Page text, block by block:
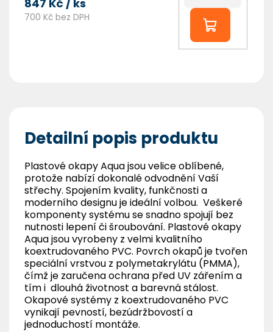
847 Kč / ks
700 Kč bez DPH
Detailní popis produktu
Plastové okapy Aqua jsou velice oblíbené,
protože nabízí dokonalé odvodnění Vaší
střechy. Spojením kvality, funkčnosti a
moderního designu je ideální volbou. Veškeré
komponenty systému se snadno spojují bez
nutnosti lepení či šroubování. Plastové okapy
Aqua jsou vyrobeny z velmi kvalitního
koextrudovaného PVC. Povrch okapů je tvořen
speciální vrstvou z polymetakrylátu (PMMA),
čímž je zaručena ochrana před UV zářením a
tím i dlouhá životnost a barevná stálost.
Okapové systémy z koextrudovaného PVC
vynikají pevností, bezúdržbovostí a
jednoduchostí montáže.